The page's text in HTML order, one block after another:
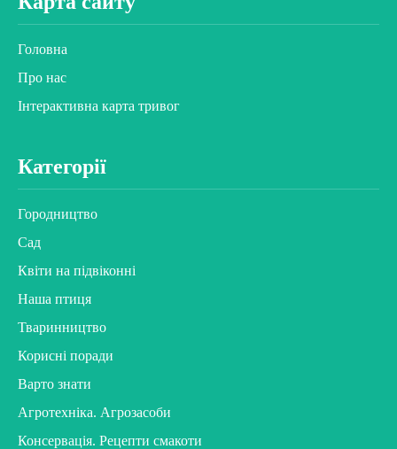
Головна
Про нас
Інтерактивна карта тривог
Категорії
Городництво
Сад
Квіти на підвіконні
Наша птиця
Тваринництво
Корисні поради
Варто знати
Агротехніка. Агрозасоби
Консервація. Рецепти смакоти